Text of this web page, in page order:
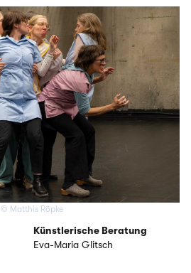
© Matthis Röpke
Künstlerische Beratung
Eva-Maria Glitsch